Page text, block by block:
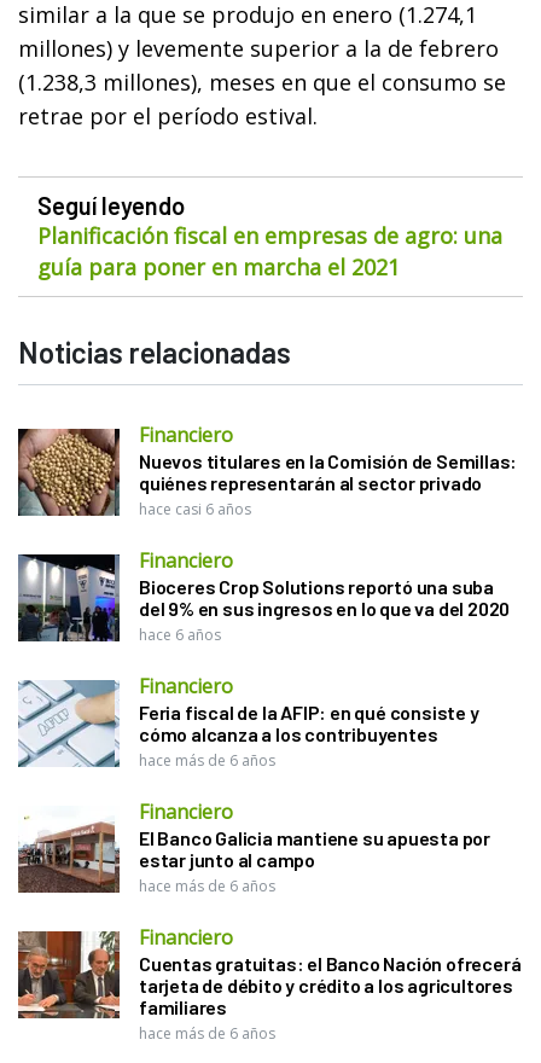
similar a la que se produjo en enero (1.274,1
millones) y levemente superior a la de febrero
(1.238,3 millones), meses en que el consumo se
retrae por el período estival.
Seguí leyendo
Planificación fiscal en empresas de agro: una
guía para poner en marcha el 2021
Noticias relacionadas
Financiero
Nuevos titulares en la Comisión de Semillas:
quiénes representarán al sector privado
hace casi 6 años
Financiero
Bioceres Crop Solutions reportó una suba
del 9% en sus ingresos en lo que va del 2020
hace 6 años
Financiero
Feria fiscal de la AFIP: en qué consiste y
cómo alcanza a los contribuyentes
hace más de 6 años
Financiero
El Banco Galicia mantiene su apuesta por
estar junto al campo
hace más de 6 años
Financiero
Cuentas gratuitas: el Banco Nación ofrecerá
tarjeta de débito y crédito a los agricultores
familiares
hace más de 6 años